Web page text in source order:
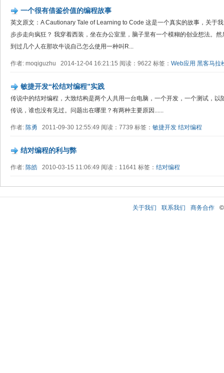
一个很有借鉴价值的编程故事
英文原文：A Cautionary Tale of Learning to Code 这是一个真实的故事，关于
步步走向疯狂？ 我穿着西装，坐在办公室里，脑子里有一个模糊的创业想法。
到过几个人在那吹牛说自己怎么使用一种叫R...
作者: moqiguzhu 2014-12-04 16:21:15 阅读：9622 标签： Web应用 黑客马拉
敏捷开发“松结对编程”实践
传说中的结对编程，大致结构是两个人共用一台电脑，一个开发，一个测试，以
传说，谁也没有见过。问题出在哪里？有两种主要原因......
作者: 陈勇 2011-09-30 12:55:49 阅读：7739 标签： 敏捷开发 结对编程
结对编程的利与弊
作者: 陈皓 2010-03-15 11:06:49 阅读：11641 标签： 结对编程
关于我们 联系我们 商务合作